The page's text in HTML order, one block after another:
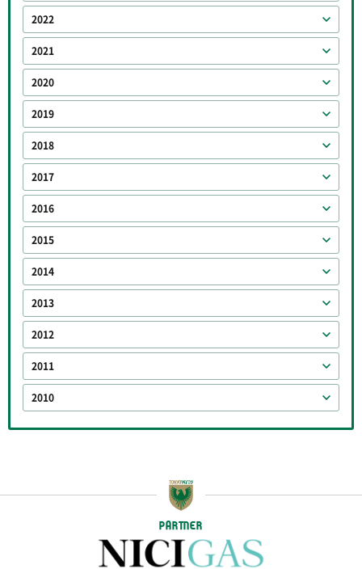
2022
2021
2020
2019
2018
2017
2016
2015
2014
2013
2012
2011
2010
PARTNER